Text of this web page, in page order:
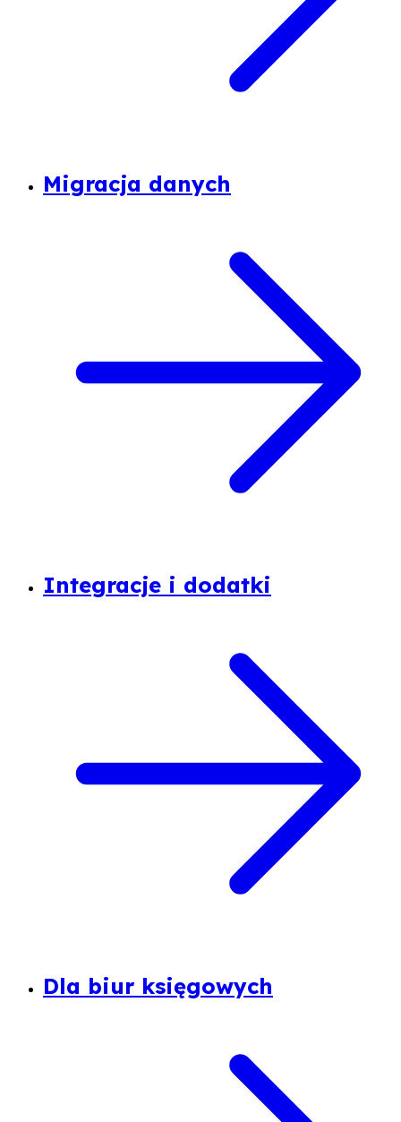
Migracja danych
Integracje i dodatki
Dla biur księgowych